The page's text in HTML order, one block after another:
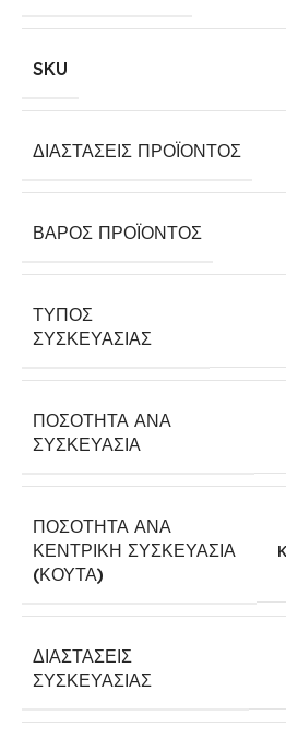
SKU
ΔΙΑΣΤΆΣΕΙΣ ΠΡΟΪΌΝΤΟΣ
ΒΆΡΟΣ ΠΡΟΪΌΝΤΟΣ
ΤΎΠΟΣ
ΣΥΣΚΕΥΑΣΊΑΣ
ΠΟΣΌΤΗΤΑ ΑΝΆ
ΣΥΣΚΕΥΑΣΊΑ
ΠΟΣΌΤΗΤΑ ΑΝΆ
ΚΕΝΤΡΙΚΉ ΣΥΣΚΕΥΑΣΊΑ
(ΚΟΎΤΑ)
ΔΙΑΣΤΆΣΕΙΣ
ΣΥΣΚΕΥΑΣΊΑΣ